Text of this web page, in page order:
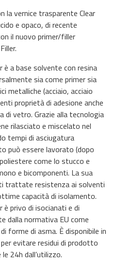
la vernice trasparente Clear
e opaco, di recente
il nuovo primer/filler
è a base solvente con resina
sia come primer sia
metalliche (acciaio, acciaio
proprietà di adesione anche
vetro. Grazie alla tecnologia
rilasciato e miscelato nel
tempi di asciugatura
può essere lavorato (dopo
come lo stucco e
e bicomponenti. La sua
trattate resistenza ai solventi
capacità di isolamento.
è privo di isocianati e di
dalla normativa EU come
forme di asma. È disponibile in
evitare residui di prodotto
24h dall’utilizzo.